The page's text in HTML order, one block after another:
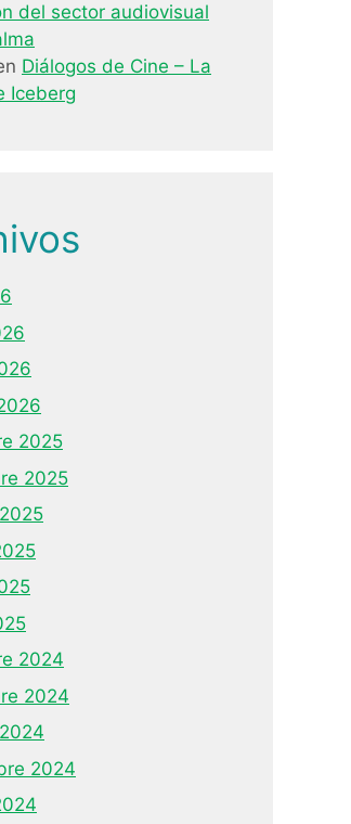
del sector audiovisual
Diálogos de Cine – La
Iceberg
2025
2025
2024
2024
2024